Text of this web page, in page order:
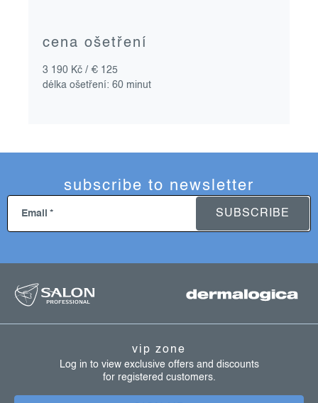
cena ošetření
3 190 Kč / € 125
délka ošetření: 60 minut
subscribe to newsletter
Email SUBSCRIBE
vip zone
Log in to view exclusive offers and discounts
for registered customers.